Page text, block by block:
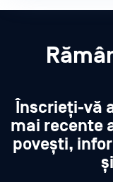
Înscrieți-vă
mai recente
povești,